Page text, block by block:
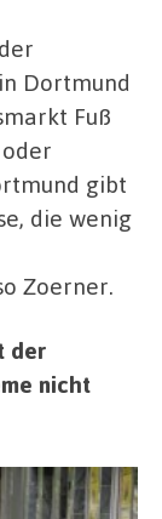
Dortmund
Fuß
gibt
die wenig
Zoerner.
der
nicht